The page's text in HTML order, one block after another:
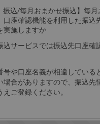
振込/毎月おまかせ振込】毎月
口座確認機能を利用した振込
実施しますか
込サービスでは振込先口座確
号や口座名義が相違している
場合がありますので、振込先
ご登録ください。